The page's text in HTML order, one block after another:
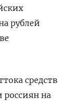
рублей
средств
россиян на